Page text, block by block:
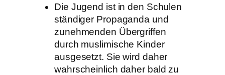
Die Jugend ist in den Schulen
ständiger Propaganda und
zunehmenden Übergriffen
durch muslimische Kinder
ausgesetzt. Sie wird daher
wahrscheinlich daher bald zu